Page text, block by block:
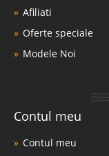
Afiliati
Oferte speciale
Modele Noi
Contul meu
Contul meu